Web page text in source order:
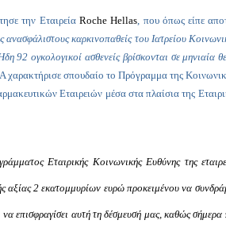
την Εταιρεία Roche Hellas, που όπως είπε
ανασφάλιστους καρκινοπαθείς του Ιατρείου
ογκολογικοί ασθενείς βρίσκονται σε μηνιαία
χαρακτήρισε σπουδαίο τοΠρόγραμμα της
Εταιρειών μέσα στα πλαίσια της
Εταιρικής Κοινωνικής Ευθύνης της
2 εκατομμυρίων ευρώ προκειμένου να
επισφραγίσει αυτή τη δέσμευσή μας, καθώς